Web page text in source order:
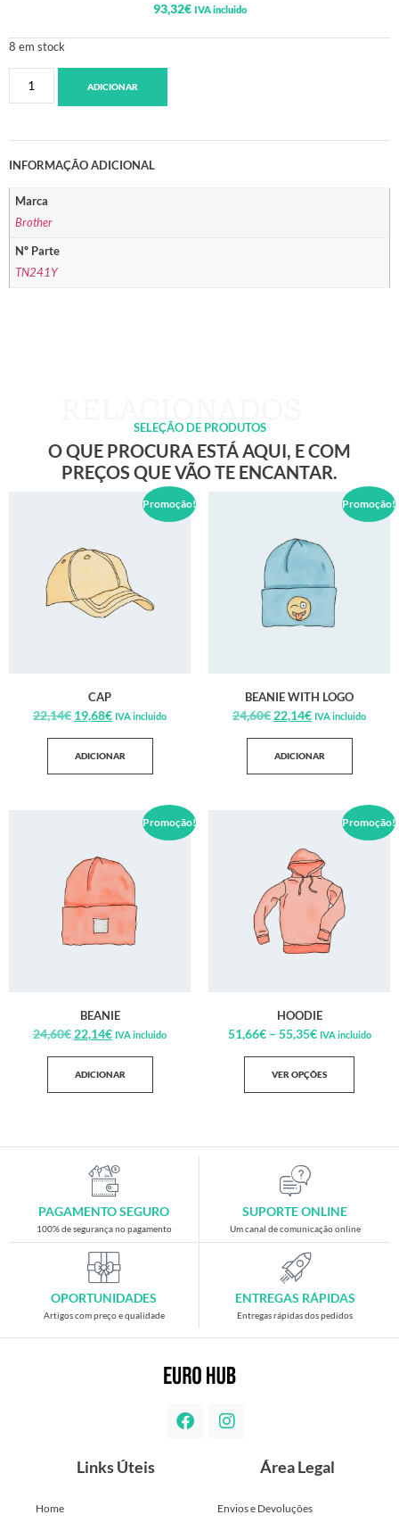
93,32€ IVA incluido
8 em stock
ADICIONAR
INFORMAÇÃO ADICIONAL
Marca
Brother
Nº Parte
TN241Y
SELEÇÃO DE PRODUTOS
O QUE PROCURA ESTÁ AQUI, E COM
PREÇOS QUE VÃO TE ENCANTAR.
Promoção!
CAP
22,14€ 19,68€ IVA incluido
ADICIONAR
Promoção!
BEANIE WITH LOGO
24,60€ 22,14€ IVA incluido
ADICIONAR
Promoção!
BEANIE
24,60€ 22,14€ IVA incluido
ADICIONAR
Promoção!
HOODIE
51,66€ – 55,35€ IVA incluido
VER OPÇÕES
PAGAMENTO SEGURO
100% de segurança no pagamento
SUPORTE ONLINE
Um canal de comunicação online
OPORTUNIDADES
Artigos com preço e qualidade
ENTREGAS RÁPIDAS
Entregas rápidas dos pedidos
Links Úteis
Home
Área Legal
Envios e Devoluções